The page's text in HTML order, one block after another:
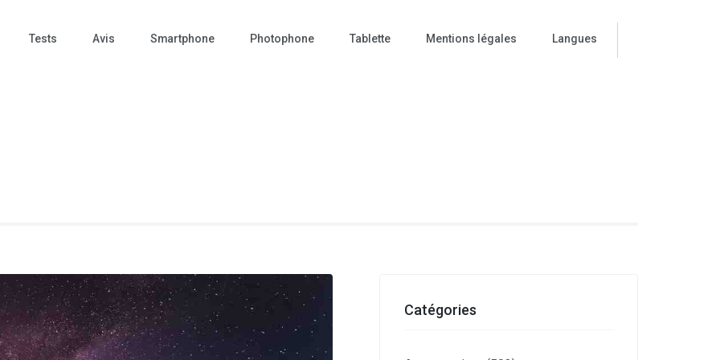
Tests Avis Smartphone Photophone Tablette Mentions légales Langues
Catégories